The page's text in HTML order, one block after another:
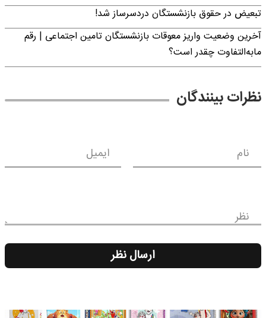
تبعیض در حقوق بازنشستگان دردسرساز شد!
آخرین وضعیت واریز معوقات بازنشستگان تامین اجتماعی | رقم
مابه‌التفاوت چقدر است؟
نظرات بینندگان
نام ایمیل
نظر
ارسال نظر